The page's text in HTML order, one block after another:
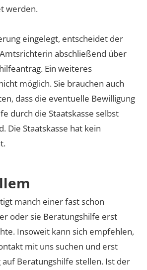
werden.
eingelegt, entscheidet der
abschließend über
Ein weiteres
möglich. Sie brauchen auch
dass die eventuelle Bewilligung
durch die Staatskasse selbst
Die Staatskasse hat kein
manch einer fast schon
oder sie Beratungshilfe erst
Insoweit kann sich empfehlen,
mit uns suchen und erst
auf Beratungshilfe stellen. Ist der